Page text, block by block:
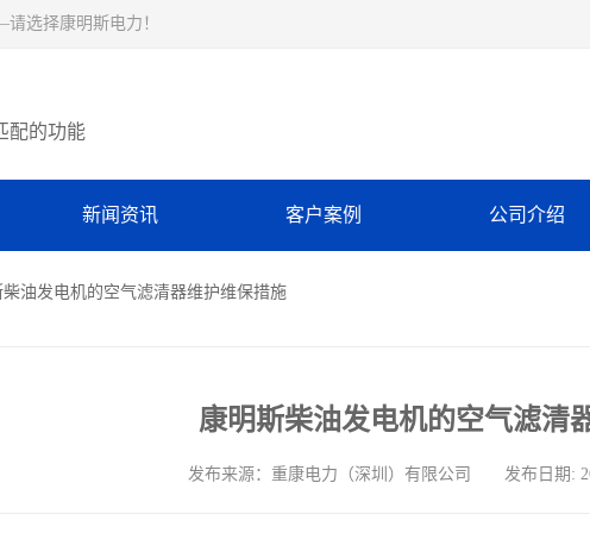
选择康明斯电力！
配的功能
新闻资讯 客户案例 公司介绍
柴油发电机的空气滤清器维护维保措施
康明斯柴油发电机的空气滤清
发布来源：重康电力（深圳）有限公司 发布日期: